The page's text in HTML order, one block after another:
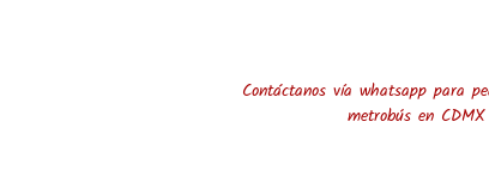
Contáctanos vía whatsapp para
metrobús en